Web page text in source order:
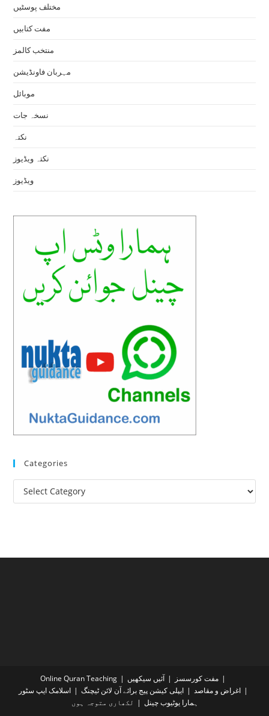
مختلف پوسٹیں
مفت کتابیں
منتخب کالمز
مہربان فاونڈیشن
موبائل
نسخہ جات
نکتہ
نکتہ ویڈیوز
ویڈیوز
Categories
Categories
Online Quran Teaching آئیں سیکھیں
مفت کورسسز
اسلامک ایپ سٹور
ایپلی کیشن پیج برائے آن لائن ٹیچنگ
اغراض و مقاصد
لکھاری متوجہ ہوں
ہمارا یوٹیوب چینل